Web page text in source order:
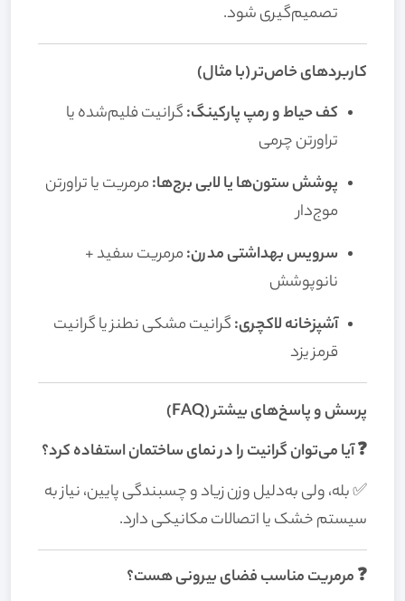
تصمیم‌گیری شود.
کاربردهای خاص‌تر (با مثال)
کف حیاط و رمپ پارکینگ:گرانیت فلیم‌شده یا
تراورتن چرمی
پوشش ستون‌ها یا لابی برج‌ها:مرمریت یا تراورتن
موج‌دار
سرویس بهداشتی مدرن:مرمریت سفید +
نانوپوشش
آشپزخانه لاکچری:گرانیت مشکی نطنز یا گرانیت
قرمز یزد
پرسش و پاسخ‌های بیشتر (FAQ)
❓ آیا می‌توان گرانیت را در نمای ساختمان استفاده کرد؟
✅ بله، ولی به‌دلیل وزن زیاد و چسبندگی پایین، نیاز به
سیستم خشک یا اتصالات مکانیکی دارد.
❓ مرمریت مناسب فضای بیرونی هست؟